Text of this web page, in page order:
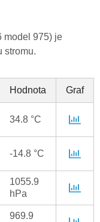
model 975) je
stromu.
Hodnota Graf
34.8 °C
-14.8 °C
1055.9
hPa
969.9